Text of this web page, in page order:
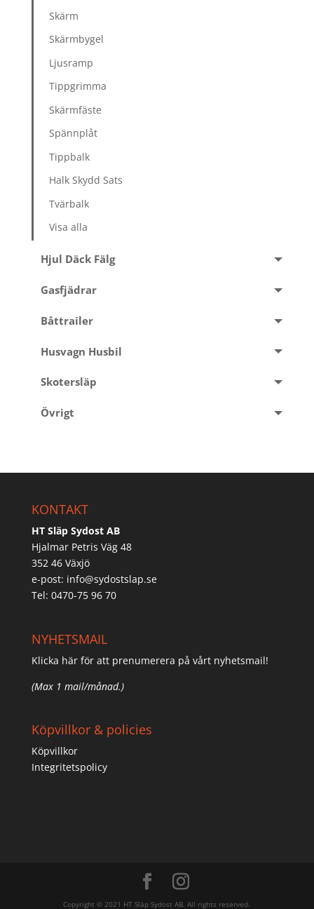
Skärm
Skärmbygel
Ljusramp
Tippgrimma
Skärmfäste
Spännplåt
Tippbalk
Halk Skydd Sats
Tvärbalk
Visa alla
Hjul Däck Fälg
Gasfjädrar
Båttrailer
Husvagn Husbil
Skotersläp
Övrigt
KONTAKT
HT Släp Sydost AB
Hjalmar Petris Väg 48
352 46 Växjö
e-post: info@sydostslap.se
Tel: 0470-75 96 70
NYHETSMAIL
Klicka här för att prenumerera på vårt nyhetsmail!
(Max 1 mail/månad.)
Köpvillkor & policies
Köpvillkor
Integritetspolicy
Copyright © 2021 HT Släp Sydost AB. All rights reserved.